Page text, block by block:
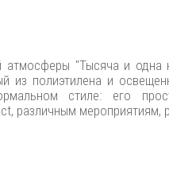
атмосферы "Тысяча и одна
из полиэтилена и
стиле: его
различным мероприятиям,